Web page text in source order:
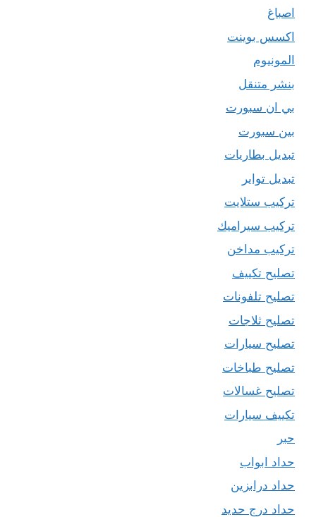
اصباغ
اكسس بوينت
المونيوم
بنشر متنقل
بي ان سبورت
بين سبورت
تبديل بطاريات
تبديل تواير
تركيب ستلايت
تركيب سيراميك
تركيب مداخن
تصليح تكييف
تصليح تلفونات
تصليح ثلاجات
تصليح سيارات
تصليح طباخات
تصليح غسالات
تكييف سيارات
حبر
حداد ابواب
حداد درابزين
حداد درج حديد